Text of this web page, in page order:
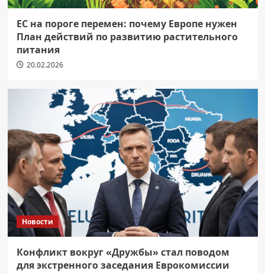
ЕС на пороге перемен: почему Европе нужен
План действий по развитию растительного
питания
20.02.2026
Новости
Конфликт вокруг «Дружбы» стал поводом
для экстренного заседания Еврокомиссии